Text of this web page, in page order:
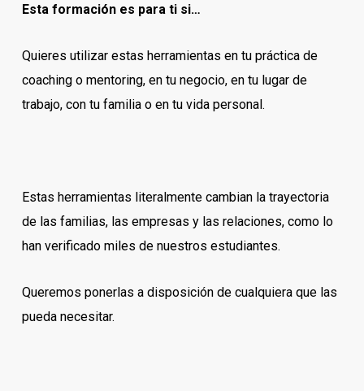
Esta formación es para ti si…
Quieres utilizar estas herramientas en tu práctica de
coaching o mentoring, en tu negocio, en tu lugar de
trabajo, con tu familia o en tu vida personal.
Estas herramientas literalmente cambian la trayectoria
de las familias, las empresas y las relaciones, como lo
han verificado miles de nuestros estudiantes.
Queremos ponerlas a disposición de cualquiera que las
pueda necesitar.